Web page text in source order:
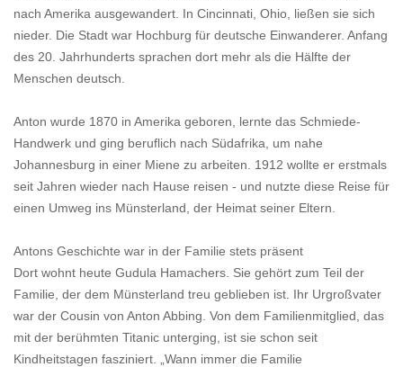
nach Amerika ausgewandert. In Cincinnati, Ohio, ließen sie sich
nieder. Die Stadt war Hochburg für deutsche Einwanderer. Anfang
des 20. Jahrhunderts sprachen dort mehr als die Hälfte der
Menschen deutsch.
Anton wurde 1870 in Amerika geboren, lernte das Schmiede-
Handwerk und ging beruflich nach Südafrika, um nahe
Johannesburg in einer Miene zu arbeiten. 1912 wollte er erstmals
seit Jahren wieder nach Hause reisen - und nutzte diese Reise für
einen Umweg ins Münsterland, der Heimat seiner Eltern.
Antons Geschichte war in der Familie stets präsent
Dort wohnt heute Gudula Hamachers. Sie gehört zum Teil der
Familie, der dem Münsterland treu geblieben ist. Ihr Urgroßvater
war der Cousin von Anton Abbing. Von dem Familienmitglied, das
mit der berühmten Titanic unterging, ist sie schon seit
Kindheitstagen fasziniert. „Wann immer die Familie